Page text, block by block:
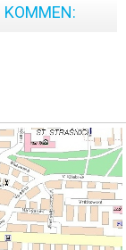
KOMMEN: